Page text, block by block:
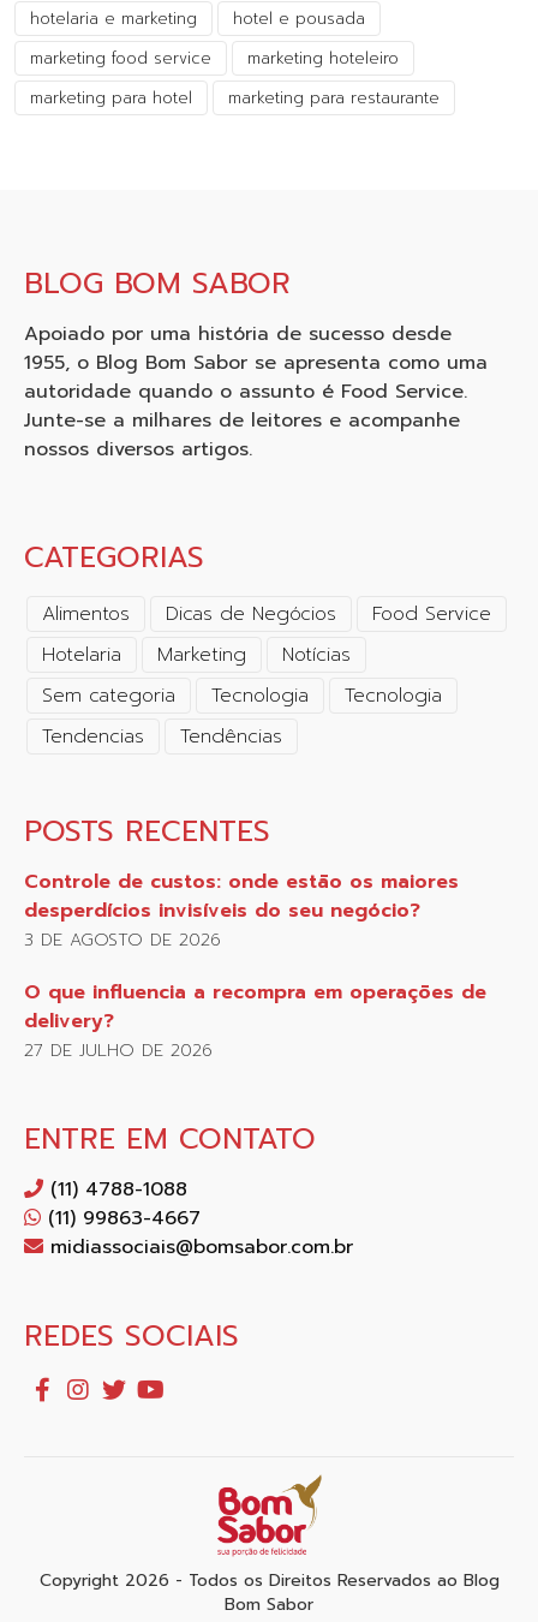
hotelaria e marketing
hotel e pousada
marketing food service
marketing hoteleiro
marketing para hotel
marketing para restaurante
BLOG BOM SABOR
Apoiado por uma história de sucesso desde
1955, o Blog Bom Sabor se apresenta como uma
autoridade quando o assunto é Food Service.
Junte-se a milhares de leitores e acompanhe
nossos diversos artigos.
CATEGORIAS
Alimentos Dicas de Negócios
Food Service
Hotelaria
Marketing
Notícias
Sem categoria
Tecnologia
Tecnologia
Tendencias
Tendências
POSTS RECENTES
Controle de custos: onde estão os maiores
desperdícios invisíveis do seu negócio?
3 DE AGOSTO DE 2026
O que influencia a recompra em operações de
delivery?
27 DE JULHO DE 2026
ENTRE EM CONTATO
(11) 4788-1088
(11) 99863-4667
midiassociais@bomsabor.com.br
REDES SOCIAIS
Copyright 2026 - Todos os Direitos Reservados ao Blog
Bom Sabor